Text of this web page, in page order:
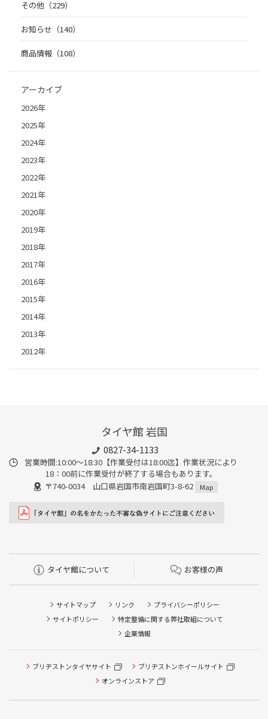
その他（229）
お知らせ（140）
商品情報（108）
アーカイブ
2026年
2025年
2024年
2023年
2022年
2021年
2020年
2019年
2018年
2017年
2016年
2015年
2014年
2013年
2012年
タイヤ館 岩国
0827-34-1133
営業時間:10:00〜18:30【作業受付は18:00迄】作業状況により
18：00前に作業受付が終了する場合もあります。
〒740-0034 山口県岩国市南岩国町3-8-62
Map
タイヤ館について お客様の声
サイトマップ リンク
プライバシーポリシー
サイトポリシー
特定整備に関する弊社取組について
企業情報
ブリヂストンタイヤサイト
ブリヂストンホイールサイト
オンラインストア
タイヤ点検・安全点検/タイヤ履き替え/オイル交換/その他
ピット作業の予約